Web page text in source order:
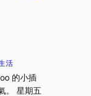
活
的小插
。 星期五